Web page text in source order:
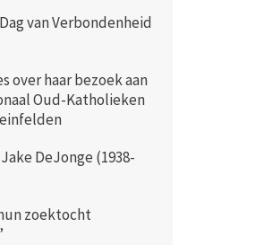
van Verbondenheid
over haar bezoek aan
Oud-Katholieken
DeJonge (1938-
zoektocht